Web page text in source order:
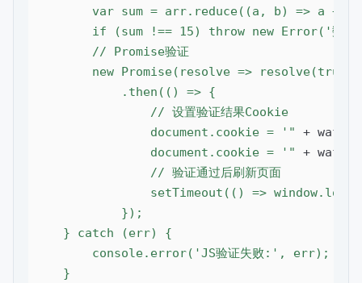
var sum = arr.reduce((a, b) => a +
if (sum !== 15) throw new Error('数组
        // Promise验证
        new Promise(resolve => resolve(true))
            .then(() => {
                // 设置验证结果Cookie
                document.cookie = '"
+
                document.cookie = '"
+
                // 验证通过后刷新页面
setTimeout(() =>
            });
    } catch (err) {
        console.error('JS验证失败:', err);
    }